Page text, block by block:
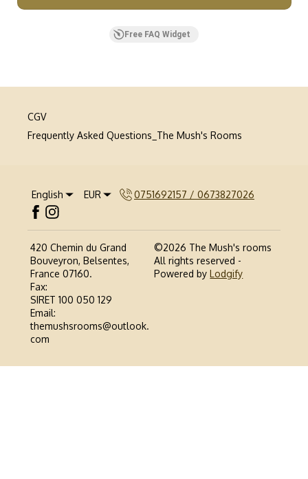
Free FAQ Widget
CGV
Frequently Asked Questions_The Mush's Rooms
English EUR 0751692157 / 0673827026
420 Chemin du Grand
Bouveyron, Belsentes,
France 07160.
Fax:
SIRET 100 050 129
Email:
themushsrooms@outlook.
com
©2026 The Mush's rooms
All rights reserved -
Powered by Lodgify